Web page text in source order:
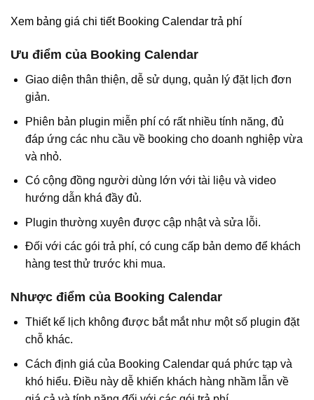
Xem bảng giá chi tiết Booking Calendar trả phí
Ưu điểm của Booking Calendar
Giao diện thân thiện, dễ sử dụng, quản lý đặt lịch đơn
giản.
Phiên bản plugin miễn phí có rất nhiều tính năng, đủ
đáp ứng các nhu cầu về booking cho doanh nghiệp vừa
và nhỏ.
Có cộng đồng người dùng lớn với tài liệu và video
hướng dẫn khá đầy đủ.
Plugin thường xuyên được cập nhật và sửa lỗi.
Đối với các gói trả phí, có cung cấp bản demo để khách
hàng test thử trước khi mua.
Nhược điểm của Booking Calendar
Thiết kế lịch không được bắt mắt như một số plugin đặt
chỗ khác.
Cách định giá của Booking Calendar quá phức tạp và
khó hiểu. Điều này dễ khiến khách hàng nhầm lẫn về